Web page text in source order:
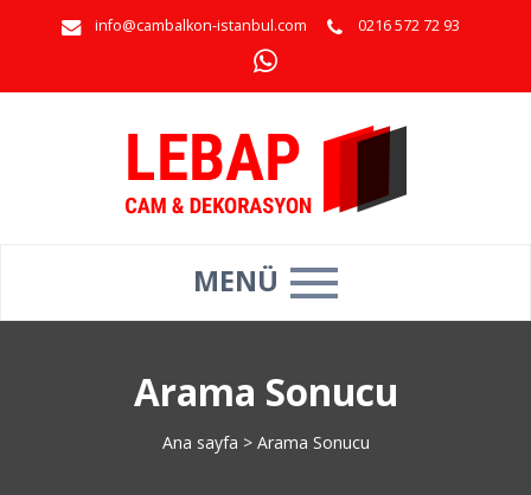
info@cambalkon-istanbul.com 0216 572 72 93
MENÜ
Arama Sonucu
Ana sayfa > Arama Sonucu